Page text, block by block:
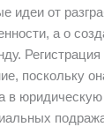
от
а о
Регистрация
поскольку
в юридическую